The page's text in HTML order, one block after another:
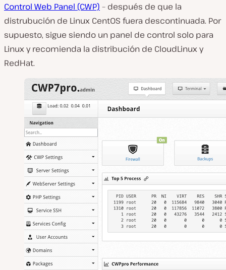
Control Web Panel (CWP) – después de que la
distrubución de Linux CentOS fuera descontinuada. Por
supuesto, sigue siendo un panel de control solo para
Linux y recomienda la distribución de CloudLinux y
RedHat.